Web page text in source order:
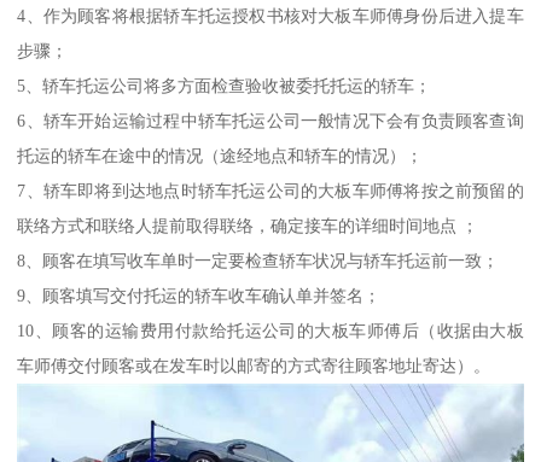
4、作为顾客将根据轿车托运授权书核对大板车师傅身份后进入提车
步骤；
5、轿车托运公司将多方面检查验收被委托托运的轿车；
6、轿车开始运输过程中轿车托运公司一般情况下会有负责顾客查询
托运的轿车在途中的情况（途经地点和轿车的情况）；
7、轿车即将到达地点时轿车托运公司的大板车师傅将按之前预留的
联络方式和联络人提前取得联络，确定接车的详细时间地点 ；
8、顾客在填写收车单时一定要检查轿车状况与轿车托运前一致；
9、顾客填写交付托运的轿车收车确认单并签名；
10、顾客的运输费用付款给托运公司的大板车师傅后（收据由大板
车师傅交付顾客或在发车时以邮寄的方式寄往顾客地址寄达）。